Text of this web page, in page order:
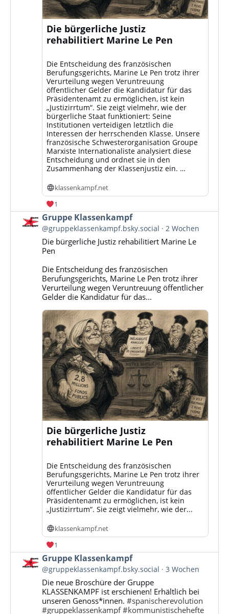
Die bürgerliche Justiz
rehabilitiert Marine Le Pen
Die Entscheidung des französischen
Berufungsgerichts, Marine Le Pen trotz ihrer
Verurteilung wegen Veruntreuung
öffentlicher Gelder die Kandidatur für das
Präsidentenamt zu ermöglichen, ist kein
„Justizirrtum“. Sie zeigt vielmehr, wie der
bürgerliche Staat funktioniert: Seine
Institutionen verteidigen letztlich die
Interessen der herrschenden Klasse. Unsere
französische Schwesterorganisation Groupe
Marxiste Internationaliste analysiert diese
Entscheidung und ordnet sie in den
Zusammenhang der Klassenjustiz ein. …
klassenkampf.net
1
Beitrag
von
Gruppe
Klassenkampf
Bluesky
ansehen
Gruppe Klassenkampf
@gruppeklassenkampf.bsky.social 2 Wochen
Die bürgerliche Justiz rehabilitiert Marine Le
Pen
Die Entscheidung des französischen
Berufungsgerichts, Marine Le Pen trotz ihrer
Verurteilung wegen Veruntreuung öffentlicher
Gelder die Kandidatur für das...
Die bürgerliche Justiz
rehabilitiert Marine Le Pen
Die Entscheidung des französischen
Berufungsgerichts, Marine Le Pen trotz ihrer
Verurteilung wegen Veruntreuung
öffentlicher Gelder die Kandidatur für das
Präsidentenamt zu ermöglichen, ist kein
„Justizirrtum“. Sie zeigt vielmehr, wie der...
klassenkampf.net
1
Beitrag
von
Gruppe
Klassenkampf
Bluesky
Gruppe Klassenkampf
@gruppeklassenkampf.bsky.social 3 Wochen
Die neue Broschüre der Gruppe
KLASSENKAMPF ist erschienen! Erhältlich bei
unseren Genoss*innen.#spanischerevolution
#gruppeklassenkampf #kommunistischehefte